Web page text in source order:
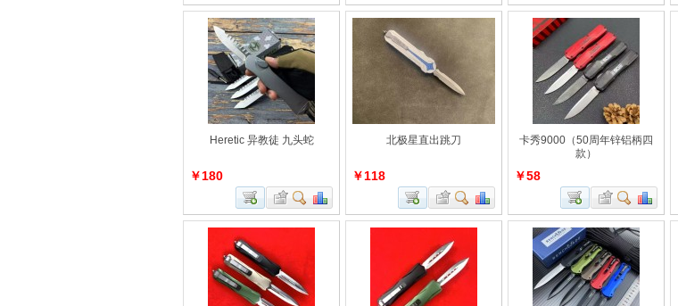
Heretic 异教徒 九头蛇
￥180
北极星直出跳刀
￥118
卡秀9000（50周年锌铝柄四
款）
￥58